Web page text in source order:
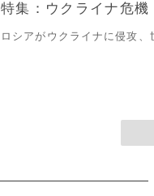
特集：ウクライナ危機
ロシアがウクライナに侵攻、